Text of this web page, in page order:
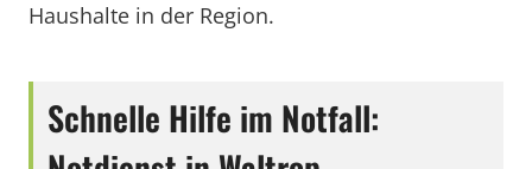
Haushalte in der Region.
Schnelle Hilfe im Notfall: